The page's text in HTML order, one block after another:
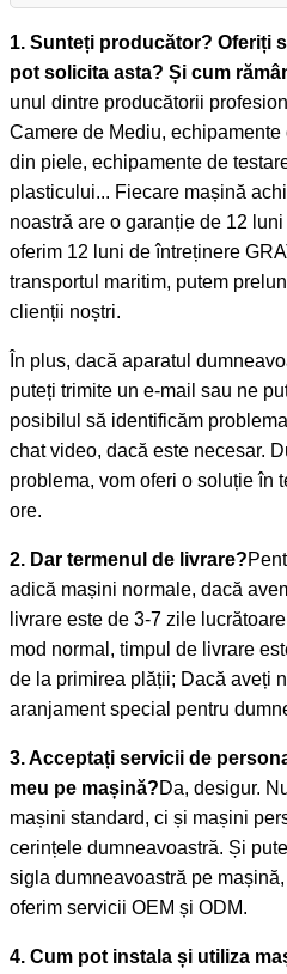
1. Sunteți producător? Oferiți
pot solicita asta? Și cum
unul dintre producătorii
Camere de Mediu,
din piele, echipamente de
plasticului... Fiecare mașină
noastră are o garanție de 12
oferim 12 luni de întreținere
transportul maritim, putem
clienții noștri.
În plus, dacă aparatul
puteți trimite un e-mail sau ne
posibilul să identificăm
chat video, dacă este necesar.
problema, vom oferi o soluție în
ore.
2. Dar termenul de livrare?
adică mașini normale, dacă
livrare este de 3-7 zile
mod normal, timpul de livrare
de la primirea plății; Dacă aveți
aranjament special pentru
3. Acceptați servicii de
meu pe mașină?Da, desigur.
mașini standard, ci și mașini
cerințele dumneavoastră. Și
sigla dumneavoastră pe
oferim servicii OEM și ODM.
4. Cum pot instala și utiliza